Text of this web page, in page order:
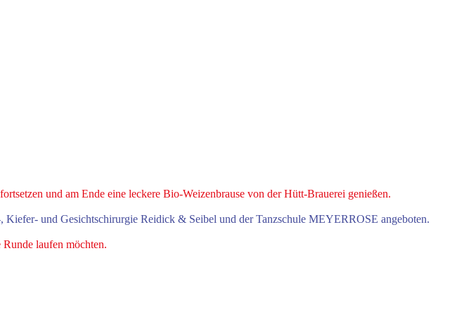
und am Ende eine leckere Bio-Weizenbrause von der Hütt-Brauerei genießen.
und Gesichtschirurgie Reidick & Seibel und der Tanzschule MEYERROSE angeboten.
laufen möchten.